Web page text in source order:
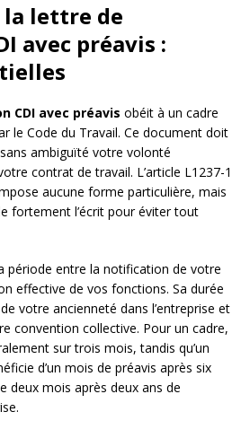
la lettre de
avec préavis :
CDI avec préavis obéit à un cadre
le Code du Travail. Ce document doit
ambiguïté votre volonté
contrat de travail. L’article L1237-1
aucune forme particulière, mais
fortement l’écrit pour éviter tout
période entre la notification de votre
effective de vos fonctions. Sa durée
votre ancienneté dans l’entreprise et
convention collective. Pour un cadre,
sur trois mois, tandis qu’un
d’un mois de préavis après six
deux mois après deux ans de